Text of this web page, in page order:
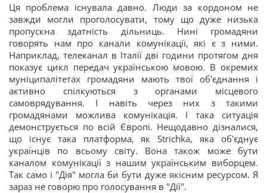
Ця проблема існувала давно. Люди за кордоном не
завжди могли проголосувати, тому що дуже низька
пропускна здатність дільниць. Нині громадяни
говорять нам про канали комунікації, які є з ними.
Наприклад, телеканал в Італії дві години протягом дня
показує цикл передач українською мовою. В окремих
муніципалітетах громадяни мають твої об'єднання і
активно спілкуються з органами місцевого
самоврядування. І навіть через них з такими
громадянами можлива комунікація. І така ситуація
демонструється по всій Європі. Нещодавно дізналися,
що існує така платформа, як Strichka, яка об'єднує
українців по всьому світу. Вона також може бути
каналом комунікації з нашим українським виборцем.
Так само і "Дія" могла би бути дуже якісним ресурсом. Я
зараз не говорю про голосування в "Дії".